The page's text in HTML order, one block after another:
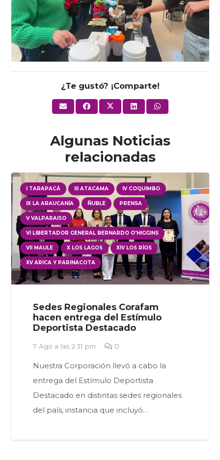
¿Te gustó? ¡Comparte!
Algunas Noticias
relacionadas
I TARAPACÁ III ATACAMA IV COQUIMBO
IX LA ARAUCANÍA ÑUBLE PRENSA
V VALPARAISO
VI LIBERTADOR GENERAL BERNARDO O'HIGGINS
VII MAULE X LOS LAGOS XIV LOS RÍOS
XV ARICA Y PARINACOTA
Sedes Regionales Corafam
hacen entrega del Estímulo
Deportista Destacado
7 Ago a las 2:31 pm 0
Nuestra Corporación llevó a cabo la
entrega del Estímulo Deportista
Destacado en distintas sedes regionales
del país, instancia que incluyó…